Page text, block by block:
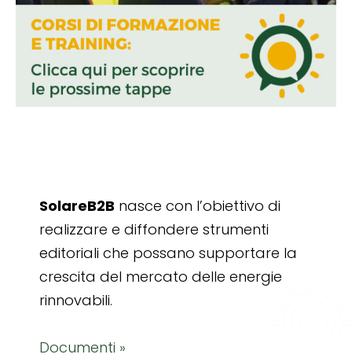
SolareB2B nasce con l’obiettivo di
realizzare e diffondere strumenti
editoriali che possano supportare la
crescita del mercato delle energie
rinnovabili.
Documenti »